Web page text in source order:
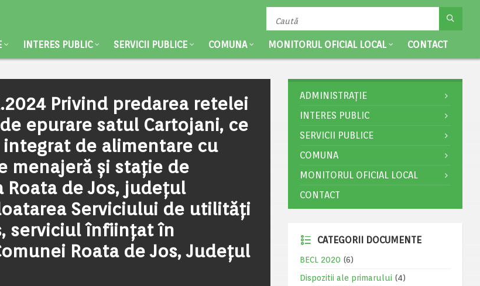
INTERES PUBLIC SERVICII PUBLICE COMUNA MONITORUL OFICIAL LOCAL CONTACT
Privind predarea retelei
epurare satul Cartojani, ce
de alimentare cu
menajeră și stație de
Roata de Jos, județul
Serviciului de utilități
serviciul înființat în
Roata de Jos, Județul
ADMINISTRAȚIE
INTERES PUBLIC
SERVICII PUBLICE
COMUNA
MONITORUL OFICIAL LOCAL
CONTACT
CATEGORII DOCUMENTE
BECL 2020 (6)
Dispozitii ale primarului (4)